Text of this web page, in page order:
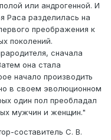
или андрогенной. И
Раса разделилась на
преображения к
поколений.
сначала
она стала
начало производить
в своем эволюционном
один пол преобладал
мужчин и женщин."
составитель С. В.